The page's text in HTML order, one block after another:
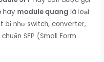
hay module quang là loại
bị như switch, converter,
SFP (Small Form